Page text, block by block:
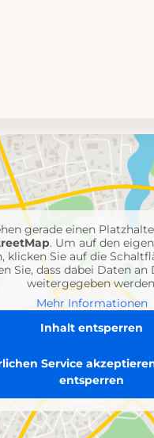
gerade einen
. Um auf den
klicken Sie auf die
Sie, dass dabei Daten
weitergegeben
Mehr Informationen
Inhalt entsperren
Service
entsperren